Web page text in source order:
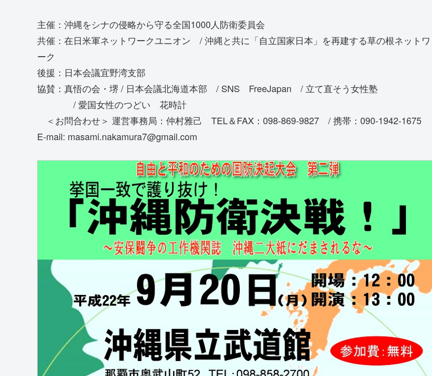
主催：沖縄をシナの侵略から守る全国1000人防衛委員会
共催：在日米軍ネットワークユニオン / 沖縄と共に「自立国家日本」を再建する草の根ネットワ
ーク
後援：日本会議宜野湾支部
協賛：真悟の会・堺 / 日本会議北海道本部 / SNS FreeJapan / 立て直そう女性塾
/ 愛国女性のつどい 花時計
＜お問合わせ＞ 運営事務局：仲村雅己 TEL＆FAX：098-869-9827 / 携帯：090-1942-1675
E-mail: masami.nakamura7@gmail.com